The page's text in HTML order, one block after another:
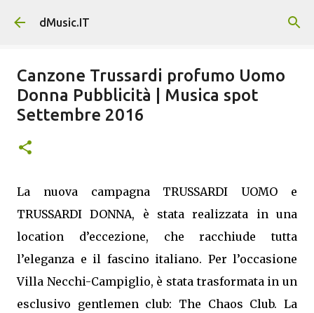
Passa ai contenuti principali
dMusic.IT
Canzone Trussardi profumo Uomo
Donna Pubblicità | Musica spot
Settembre 2016
La nuova campagna TRUSSARDI UOMO e
TRUSSARDI DONNA, è stata realizzata in una
location d’eccezione, che racchiude tutta
l’eleganza e il fascino italiano. Per l’occasione
Villa Necchi-Campiglio, è stata trasformata in un
esclusivo gentlemen club: The Chaos Club. La